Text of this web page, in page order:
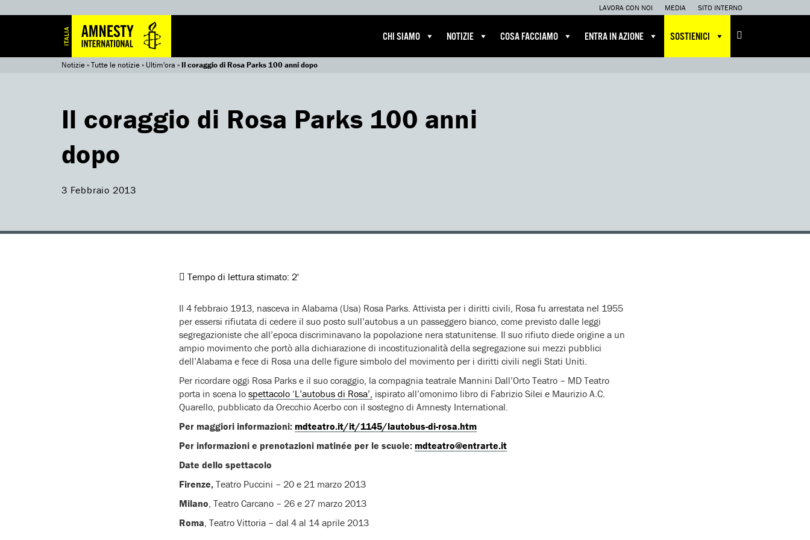
LAVORA CON NOI MEDIA SITO INTERNO
CHI SIAMO NOTIZIE COSA FACCIAMO ENTRA IN AZIONE SOSTIENICI
Notizie»Tutte le notizie» Ultim'ora »Il coraggio di Rosa Parks 100 anni dopo
Il coraggio di Rosa Parks 100 anni
dopo
3 Febbraio 2013
Tempo di lettura stimato: 2'
Il 4 febbraio 1913, nasceva in Alabama (Usa) Rosa Parks. Attivista per i diritti civili, Rosa fu arrestata nel 1955
per essersi rifiutata di cedere il suo posto sull’autobus a un passeggero bianco, come previsto dalle leggi
segregazioniste che all’epoca discriminavano la popolazione nera statunitense. Il suo rifiuto diede origine a un
ampio movimento che portò alla dichiarazione di incostituzionalità della segregazione sui mezzi pubblici
dell’Alabama e fece di Rosa una delle figure simbolo del movimento per i diritti civili negli Stati Uniti.
Per ricordare oggi Rosa Parks e il suo coraggio, la compagnia teatrale Mannini Dall’Orto Teatro – MD Teatro
porta in scena lo spettacolo ‘L’autobus di Rosa’, ispirato all’omonimo libro di Fabrizio Silei e Maurizio A.C.
Quarello, pubblicato da Orecchio Acerbo con il sostegno di Amnesty International.
Per maggiori informazioni: mdteatro.it/it/1145/lautobus-di-rosa.htm
Per informazioni e prenotazioni matinée per le scuole: mdteatro@entrarte.it
Date dello spettacolo
Firenze, Teatro Puccini – 20 e 21 marzo 2013
Milano, Teatro Carcano – 26 e 27 marzo 2013
Roma, Teatro Vittoria – dal 4 al 14 aprile 2013